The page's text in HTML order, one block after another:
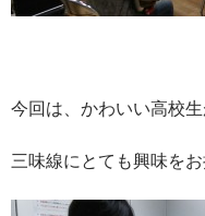
今回は、かわいい高校
三味線にとても興味をお